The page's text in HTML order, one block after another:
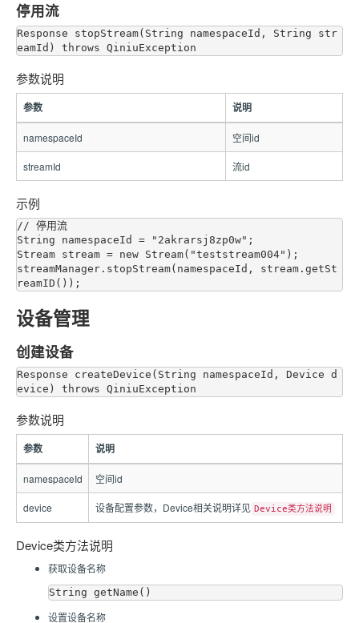
停用流
Response stopStream(String namespaceId, String str
参数说明
参数 说明
namespaceId 空间id
streamId 流id
示例
// 停用流
String namespaceId = "2akrarsj8zp0w";
Stream stream = new Stream("teststream004");
streamManager.stopStream(namespaceId, stream.getSt
设备管理
创建设备
Response createDevice(String namespaceId, Device d
参数说明
参数 说明
namespaceId 空间id
device 设备配置参数，Device相关说明详见 Device类方法说明
Device类方法说明
获取设备名称
设置设备名称